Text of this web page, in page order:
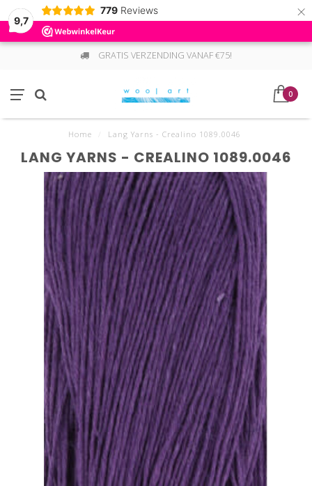
9,7
779 Reviews ×
GRATIS VERZENDING VANAF €75!
0
Home Lang Yarns - Crealino 1089.0046
LANG YARNS - CREALINO 1089.0046